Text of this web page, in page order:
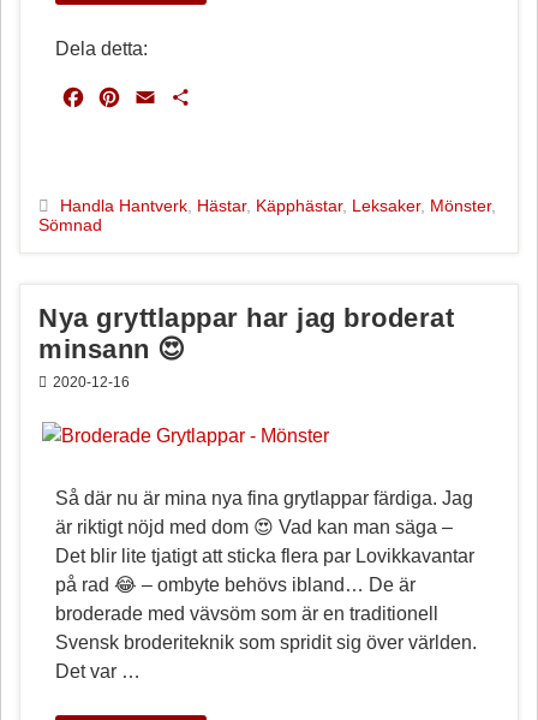
Dela detta:
b
o
o
k
e
e
s
t
l
Handla Hantverk, Hästar, Käpphästar, Leksaker, Mönster,
Sömnad
Nya gryttlappar har jag broderat
minsann 😍
2020-12-16
Så där nu är mina nya fina grytlappar färdiga. Jag
är riktigt nöjd med dom 😍 Vad kan man säga –
Det blir lite tjatigt att sticka flera par Lovikkavantar
på rad 😂 – ombyte behövs ibland… De är
broderade med vävsöm som är en traditionell
Svensk broderiteknik som spridit sig över världen.
Det var …